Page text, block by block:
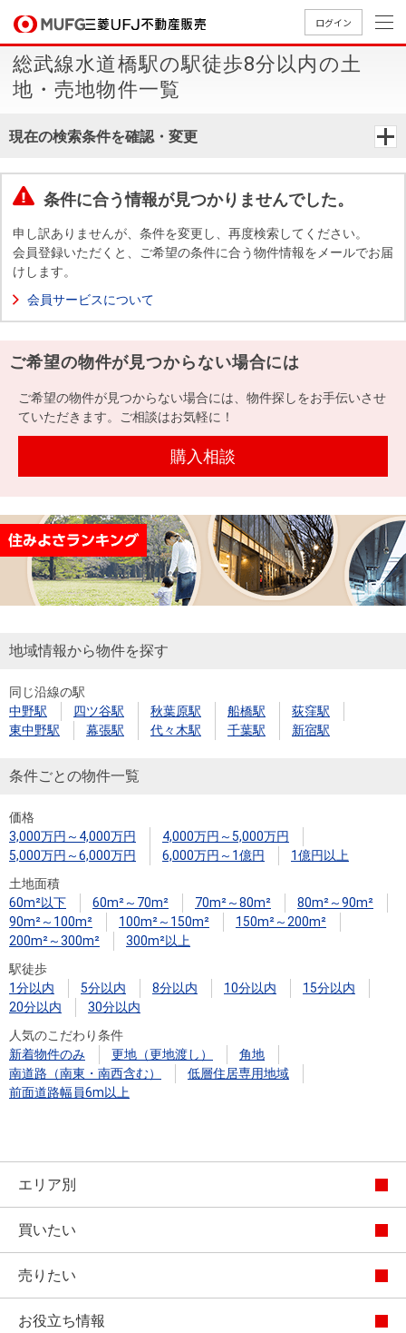
ログイン
買いたいTOP
中古
マン
ンを
探す
築・
一戸
建て
す
用
物
件
を
す
件を
探す
購入向け
サービス
住宅ロー
ンシミュ
住まい1プ
ラス（お
暮らしの
税金の本
（電子ブ
ック）
ド
売りたいTOP
無
料
定
却
談
売却
金額
試算
売却向け
周辺相場
住まい1プ
住まいと
暮らしの
税金の本
売却ガイ
ド
店舗案内TOP
店舗のご
案内（首
案内（名
案内（関
会社情報TOP
ごあいさ
つ
要
Way
経営ビジ
ョン
組織図
役員一
沿革
本社地
図
（電子ブ
ック版）
採用情報TOP
新卒採用
情報
採用情報
買いたい
売りたい
店舗案内
会社情報
採用情報
提携企業にお勤めの方
閉じる
総武線水道橋駅の駅徒歩8分以内の土
地・売地物件一覧
現在の検索条件を確認・変更
条件に合う情報が見つかりませんでした。
申し訳ありませんが、条件を変更し、再度検索してください。
会員登録いただくと、ご希望の条件に合う物件情報をメールでお届
けします。
会員サービスについて
ご希望の物件が見つからない場合には
ご希望の物件が見つからない場合には、物件探しをお手伝いさせ
ていただきます。ご相談はお気軽に！
購入相談
地域情報から物件を探す
同じ沿線の駅
中野駅
四ツ谷駅 秋葉原駅 船橋駅
荻窪駅
東中野駅
幕張駅 代々木駅 千葉駅 新宿駅
条件ごとの物件一覧
価格
3,000万円～4,000万円
4,000万円～5,000万円
5,000万円～6,000万円
6,000万円～1億円
1億円以上
土地面積
60m²以下
60m²～70m² 70m²～80m²
80m²～90m²
90m²～100m²
100m²～150m²
150m²～200m²
200m²～300m²
300m²以上
駅徒歩
1分以内
5分以内 8分以内 10分以内
15分以内
20分以内
30分以内
人気のこだわり条件
新着物件のみ
更地（更地渡し）
角地
南道路（南東・南西含む）
低層住居専用地域
前面道路幅員6m以上
エリア別
買いたい
売りたい
お役立ち情報